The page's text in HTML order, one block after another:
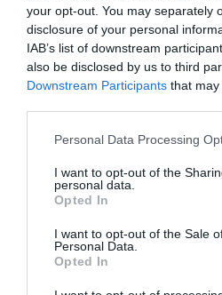
your opt-out. You may separately
disclosure of your personal
IAB’s list of downstream
also be disclosed by us to third
Downstream Participants that
Personal Data Processing
I want to opt-out of the
personal data.
Opted In
I want to opt-out of the Sale
Personal Data.
Opted In
Quimpera
commenté :
Vous dites
en 1ere classe
100€ en tgv sur
même si vous
1h.
J’adore le
dans une ligne
pour flatter 4/5